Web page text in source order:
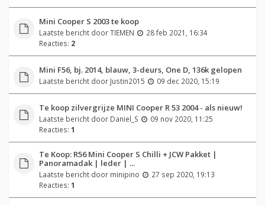
Mini Cooper S 2003 te koop
Laatste bericht doorTIEMEN
28 feb 2021, 16:34
Reacties: 2
Mini F56, bj. 2014, blauw, 3-deurs, One D, 136k gelopen
Laatste bericht door Justin2015 09 dec 2020, 15:19
Te koop zilvergrijze MINI Cooper R 53 2004 - als nieuw!
Laatste bericht door Daniel_S
09 nov 2020, 11:25
Reacties: 1
Te Koop: R56 Mini Cooper S Chilli + JCW Pakket |
Panoramadak | leder | ...
Laatste bericht door minipino
27 sep 2020, 19:13
Reacties: 1